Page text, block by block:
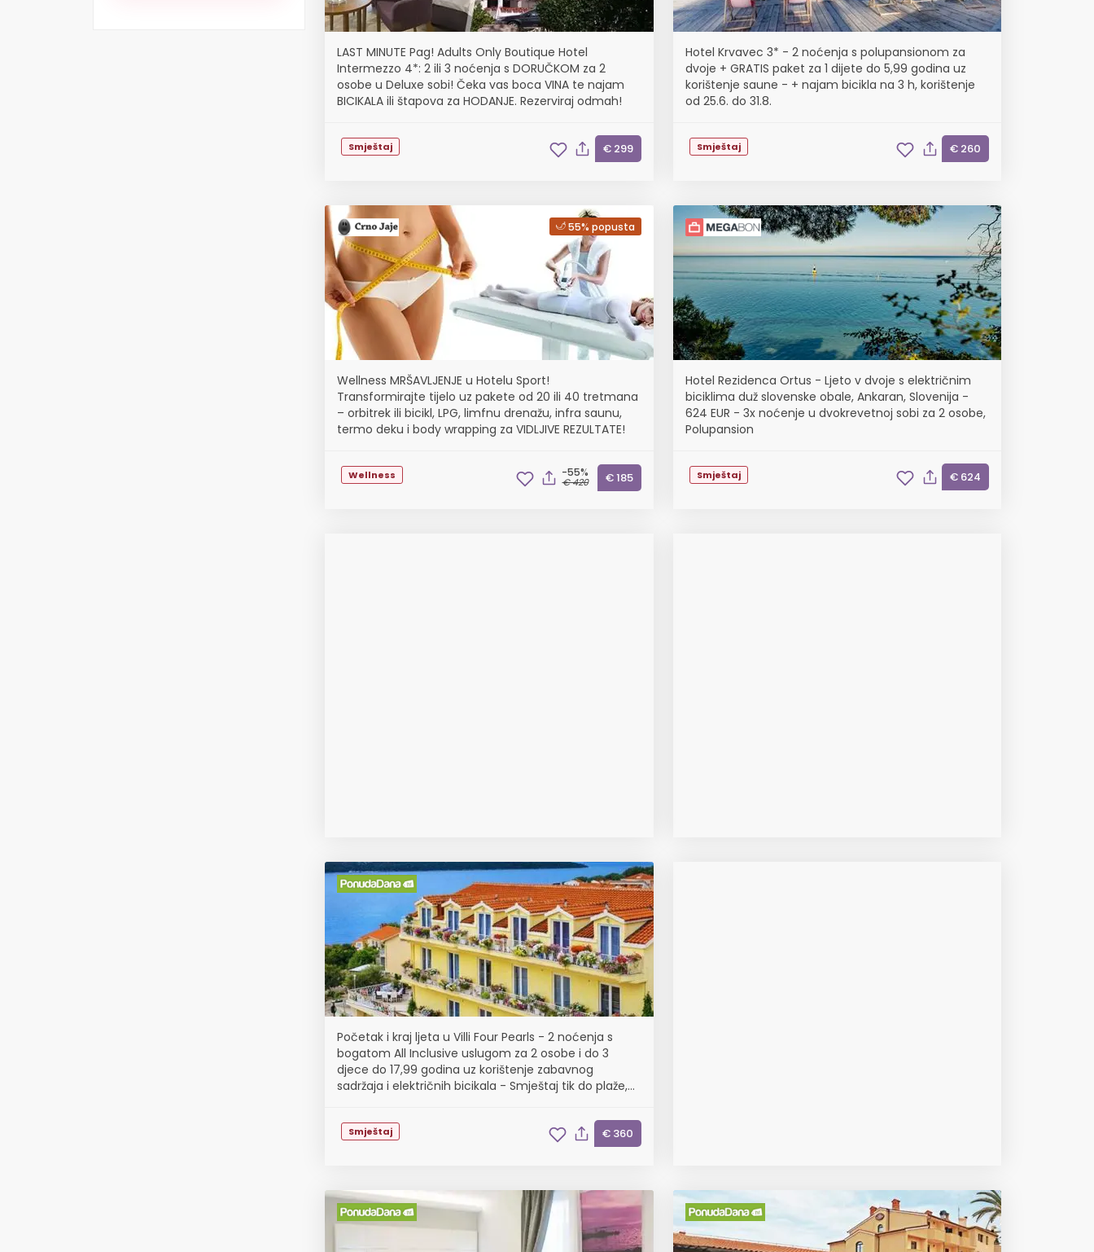
LAST MINUTE Pag! Adults Only Boutique Hotel
Intermezzo 4*: 2 ili 3 noćenja s DORUČKOM za 2
osobe u Deluxe sobi! Čeka vas boca VINA te najam
BICIKALA ili štapova za HODANJE. Rezerviraj odmah!
Smještaj € 299
Hotel Krvavec 3* - 2 noćenja s polupansionom za
dvoje + GRATIS paket za 1 dijete do 5,99 godina uz
korištenje saune - + najam bicikla na 3 h, korištenje
od 25.6. do 31.8.
Smještaj € 260
55% popusta
Wellness MRŠAVLJENJE u Hotelu Sport!
Transformirajte tijelo uz pakete od 20 ili 40 tretmana
– orbitrek ili bicikl, LPG, limfnu drenažu, infra saunu,
termo deku i body wrapping za VIDLJIVE REZULTATE!
Wellness -55%
€ 420 € 185
Hotel Rezidenca Ortus - Ljeto v dvoje s električnim
biciklima duž slovenske obale, Ankaran, Slovenija -
624 EUR - 3x noćenje u dvokrevetnoj sobi za 2 osobe,
Polupansion
Smještaj € 624
Početak i kraj ljeta u Villi Four Pearls - 2 noćenja s
bogatom All Inclusive uslugom za 2 osobe i do 3
djece do 17,99 godina uz korištenje zabavnog
sadržaja i električnih bicikala - Smještaj tik do plaže,
Smještaj € 360